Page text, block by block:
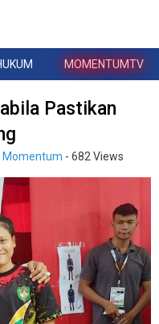
MOMENTUMTV
Pastikan
Momentum - 682 Views